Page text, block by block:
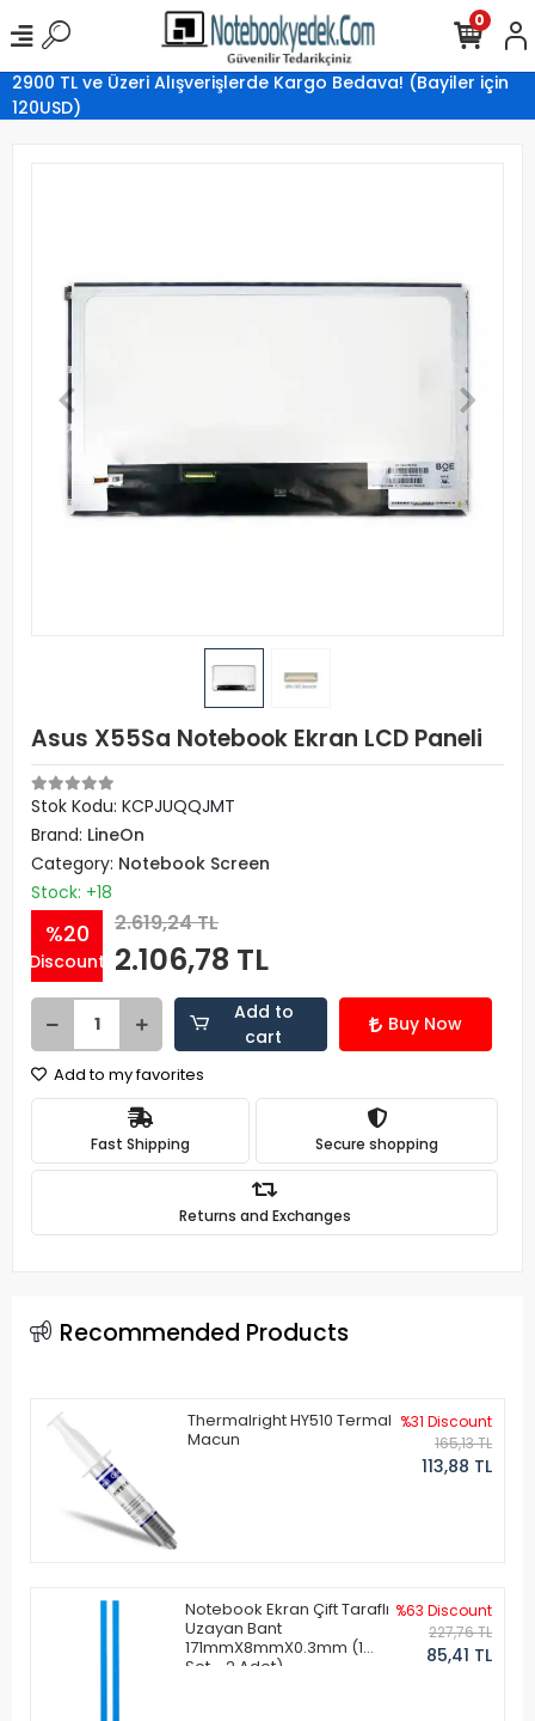
2900 TL ve Üzeri Alışverişlerde Kargo Bedava! (Bayiler için
120USD)
0
Asus X55Sa Notebook Ekran LCD Paneli
Stok Kodu: KCPJUQQJMT
Brand: LineOn
Category: Notebook Screen
Stock: +18
%20
Discount
2.619,24 TL
2.106,78 TL
Add to
cart
Buy Now
Add to my favorites
Fast Shipping Secure shopping
Returns and Exchanges
Recommended Products
Thermalright HY510 Termal
Macun
%31 Discount
165,13 TL
113,88 TL
Notebook Ekran Çift Taraflı
Uzayan Bant
171mmX8mmX0.3mm (1
Set - 2 Adet)
%63 Discount
227,76 TL
85,41 TL